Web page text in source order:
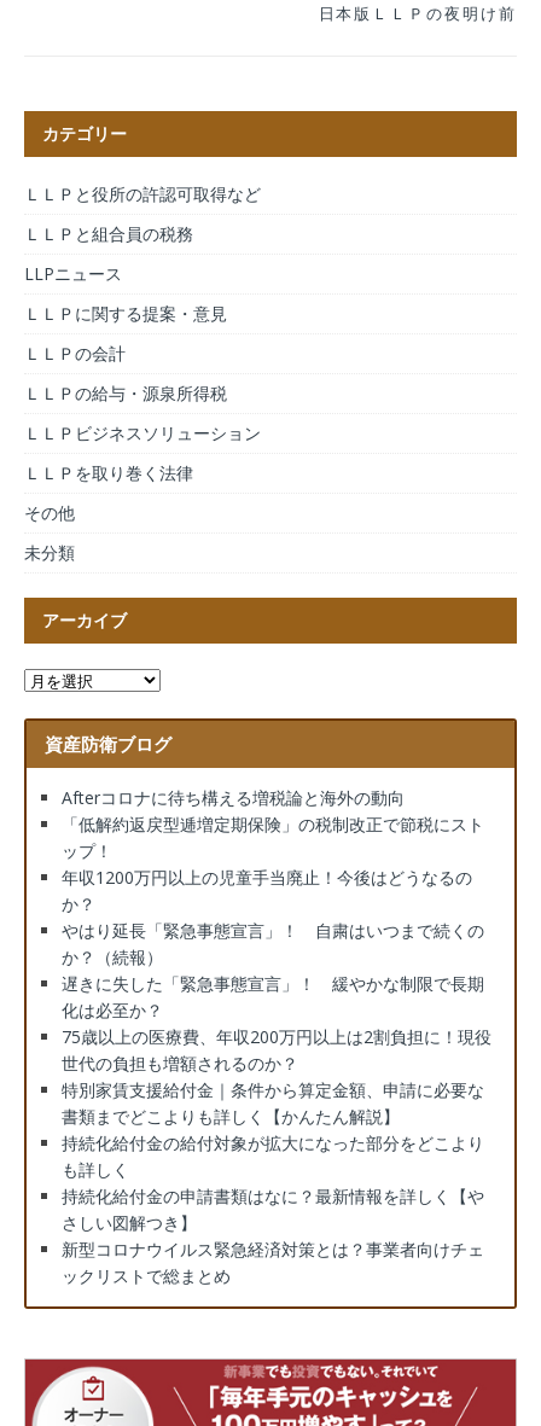
日本版ＬＬＰの夜明け前
カテゴリー
ＬＬＰと役所の許認可取得など
ＬＬＰと組合員の税務
LLPニュース
ＬＬＰに関する提案・意見
ＬＬＰの会計
ＬＬＰの給与・源泉所得税
ＬＬＰビジネスソリューション
ＬＬＰを取り巻く法律
その他
未分類
アーカイブ
資産防衛ブログ
Afterコロナに待ち構える増税論と海外の動向
「低解約返戻型逓増定期保険」の税制改正で節税にスト
ップ！
年収1200万円以上の児童手当廃止！今後はどうなるの
か？
やはり延長「緊急事態宣言」！ 自粛はいつまで続くの
か？（続報）
遅きに失した「緊急事態宣言」！ 緩やかな制限で長期
化は必至か？
75歳以上の医療費、年収200万円以上は2割負担に！現役
世代の負担も増額されるのか？
特別家賃支援給付金｜条件から算定金額、申請に必要な
書類までどこよりも詳しく【かんたん解説】
持続化給付金の給付対象が拡大になった部分をどこより
も詳しく
持続化給付金の申請書類はなに？最新情報を詳しく【や
さしい図解つき】
新型コロナウイルス緊急経済対策とは？事業者向けチェ
ックリストで総まとめ